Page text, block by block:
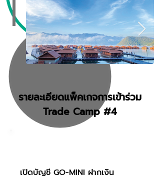
รายละเอียดแพ็คเกจการเข้าร่วม
Trade Camp #4
เปิดบัญชี GO-MINI ฝากเงิน